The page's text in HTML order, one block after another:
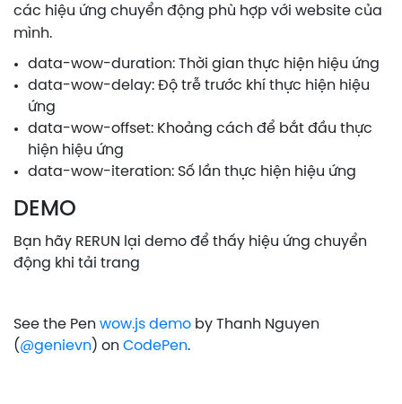
các hiệu ứng chuyển động phù hợp với website của
mình.
data-wow-duration: Thời gian thực hiện hiệu ứng
data-wow-delay: Độ trễ trước khí thực hiện hiệu
ứng
data-wow-offset: Khoảng cách để bắt đầu thực
hiện hiệu ứng
data-wow-iteration: Số lần thực hiện hiệu ứng
DEMO
Bạn hãy RERUN lại demo để thấy hiệu ứng chuyển
động khi tải trang
See the Pen wow.js demo by Thanh Nguyen
(@genievn) on CodePen.